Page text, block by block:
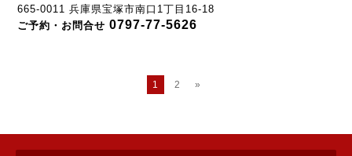
665-0011 兵庫県宝塚市南口1丁目16-18
ご予約・お問合せ 0797-77-5626
1 2 »